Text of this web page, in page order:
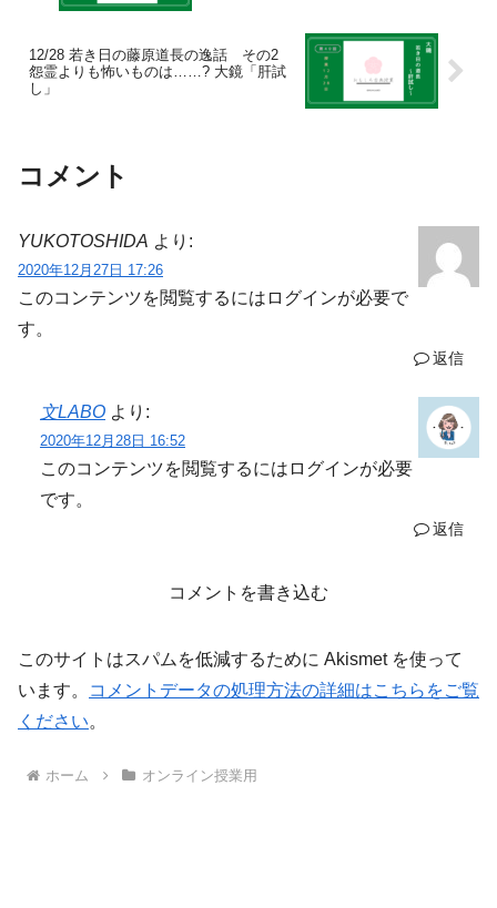
12/28 若き日の藤原道長の逸話 その2
怨霊よりも怖いものは……? 大鏡「肝試
し」
コメント
YUKOTOSHIDA より:
2020年12月27日 17:26
このコンテンツを閲覧するにはログインが必要で
す。
返信
文LABO より:
2020年12月28日 16:52
このコンテンツを閲覧するにはログインが必要
です。
返信
コメントを書き込む
このサイトはスパムを低減するために Akismet を使って
います。
コメントデータの処理方法の詳細はこちらをご覧
ください。
ホーム オンライン授業用